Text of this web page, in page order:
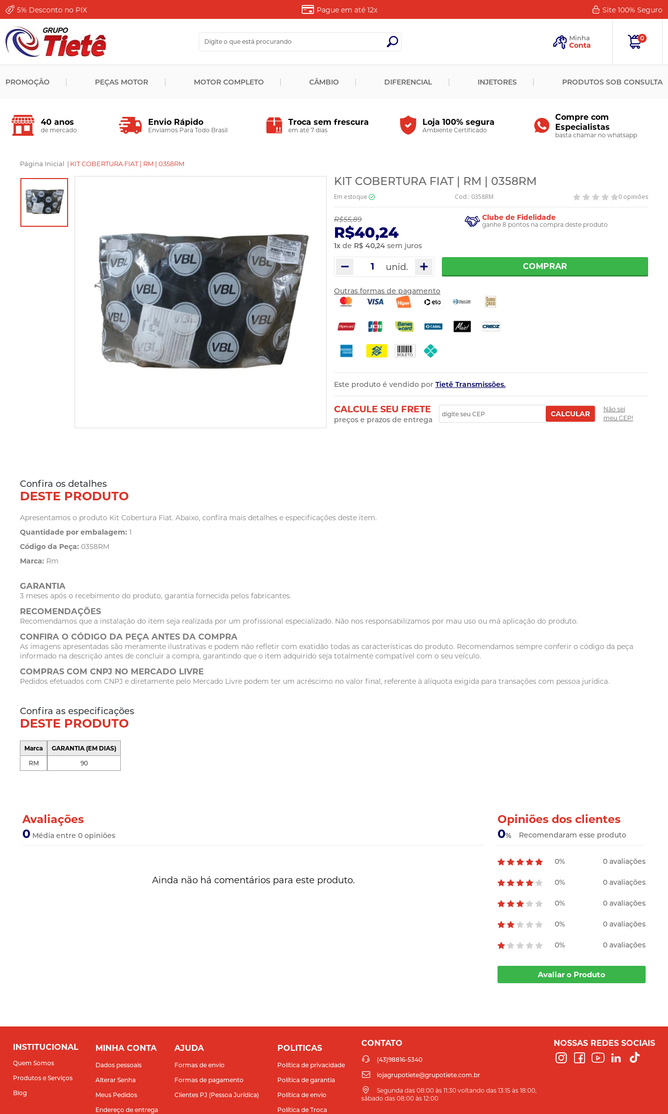
5% Desconto no PIX Pague em até 12x Site 100% Seguro
Minha
Conta
Senha?
Novo
CADASTRAR
0
PROMOÇÃO PEÇAS MOTOR MOTOR COMPLETO CÂMBIO DIFERENCIAL INJETORES PRODUTOS SOB CONSULTA
40 anos
de mercado
Envio Rápido
Enviamos Para Todo Brasil
Troca sem frescura
em até 7 dias
Loja 100% segura
Ambiente Certificado
Compre com
Especialistas
basta chamar no whatsapp
Página Inicial | KIT COBERTURA FIAT | RM | 0358RM
KIT COBERTURA FIAT | RM | 0358RM
Em estoque Cod.: 0358RM 0 opiniões
R$55,89
R$40,24
1x de R$ 40,24 sem juros
Clube de Fidelidade
ganhe 8 pontos na compra deste produto
unid. COMPRAR
Outras formas de pagamento
Este produto é vendido por Tietê Transmissões.
CALCULE SEU FRETE
preços e prazos de entrega
CALCULAR
Não sei
meu CEP!
Confira os detalhes
DESTE PRODUTO
Apresentamos o produto Kit Cobertura Fiat. Abaixo, confira mais detalhes e especificações deste item.
Quantidade por embalagem: 1
Código da Peça: 0358RM
Marca: Rm
GARANTIA
3 meses após o recebimento do produto, garantia fornecida pelos fabricantes.
RECOMENDAÇÕES
Recomendamos que a instalação do item seja realizada por um profissional especializado. Não nos responsabilizamos por mau uso ou má aplicação do produto.
CONFIRA O CÓDIGO DA PEÇA ANTES DA COMPRA
As imagens apresentadas são meramente ilustrativas e podem não refletir com exatidão todas as características do produto. Recomendamos sempre conferir o código da peça
informado na descrição antes de concluir a compra, garantindo que o item adquirido seja totalmente compatível com o seu veículo.
COMPRAS COM CNPJ NO MERCADO LIVRE
Pedidos efetuados com CNPJ e diretamente pelo Mercado Livre podem ter um acréscimo no valor final, referente à alíquota exigida para transações com pessoa jurídica.
Confira as especificações
DESTE PRODUTO
Marca
RM
GARANTIA (EM DIAS)
90
Avaliações
0 Média entre 0 opiniões
Ainda não há comentários para este produto.
Opiniões dos clientes
0% Recomendaram esse produto
0% 0 avaliações
0% 0 avaliações
0% 0 avaliações
0% 0 avaliações
0% 0 avaliações
Avaliar o Produto
INSTITUCIONAL
Quem Somos
Produtos e Serviços
Blog
MINHA CONTA
Dados pessoais
Alterar Senha
Meus Pedidos
Endereço de entrega
AJUDA
Formas de envio
Formas de pagamento
Clientes PJ (Pessoa Jurídica)
POLITICAS
Política de privacidade
Política de garantia
Política de envio
Política de Troca
CONTATO
(43)98816-5340
lojagrupotiete@grupotiete.com.br
Segunda das 08:00 às 11:30 voltando das 13:15 às 18:00,
sábado das 08:00 às 12:00
NOSSAS REDES SOCIAIS